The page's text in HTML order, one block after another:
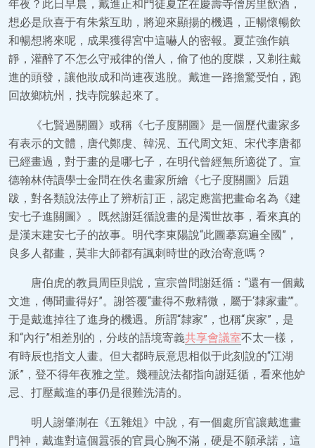
年夜？此日早晨，戴進正和門徒夏芷在慶壽寺僧房里飲酒，
想必是欣喜于有朱紫互助，將迎來顯揚的機遇，正暢懷暢飲
和暢想將來呢，成果獲得宮中這嚇人的密報。夏芷強作鎮
靜，灌醉了不怎么守戒律的僧人，偷了他的度牒，又剃往戴
進的頭發，讓他妝成和尚連夜逃脫。戴進一路擔驚受怕，跑
回故鄉杭州，找寺院躲起來了。
《七賢過關圖》或稱《七子度關圖》是一個歷代畫家多
有表示的文體，唐代鄭虔、韓滉、五代周文矩、宋代李唐都
已經畫過，對于畫的是哪七子，在明代曾經無所適從了。宣
德翰林侍讀學士金問在佚名畫家所繪《七子度關圖》后題
跋，對各類說法停止了辨析訂正，認定應當把畫命名為《建
安七子進關圖》。既然謝廷循說畫的是濁世故事，看來真的
是漢末建安七子的故事。明代李東陽說“此圖摹寫遍全國”，
良多人都畫，莫非大師都有諷刺時世的政治寄意嗎？
唐伯虎的教員周臣則說，宣宗曾問謝廷循：“還有一個戴
文進，傳聞畫得好”。謝答覆“畫得不敷精微，屬于‘隸家畫’”。
于是戴進掉往了進身的機遇。所謂“隸家”，也稱“戾家”，是
和“內行”相差別的，分歧的語境寄義共享會議室不太一樣，
有時辰也指文人畫。但大都時辰意思相似于此刻說的“江湖
派”，登不得年夜雅之堂。幾種說法都指向謝廷循，看來他妒
忌、打壓戴進的事仍是很難洗清的。
明人謝肇淛在《五雜俎》中說，有一個處所官讓戴進畫
門神，戴進對這個囂張的官員心胸不滿，硬是不願承諾，這